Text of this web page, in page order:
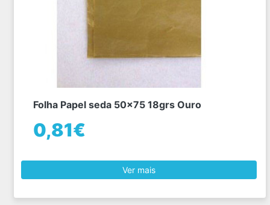
Folha Papel seda 50x75 18grs Ouro
0,81€
Ver mais